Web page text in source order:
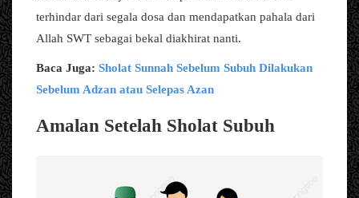
terhindar dari segala dosa dan mendapatkan pahala dari
Allah SWT sebagai bekal diakhirat nanti.
Baca Juga: Sholat Sunnah Sebelum Subuh Dilakukan
Sebelum Adzan atau Selepas Azan
Amalan Setelah Sholat Subuh